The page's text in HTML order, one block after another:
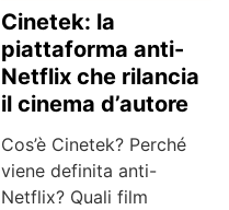
Cinetek: la
piattaforma anti-
Netflix che rilancia
il cinema d’autore
Cos’è Cinetek? Perché
viene definita anti-
Netflix? Quali film